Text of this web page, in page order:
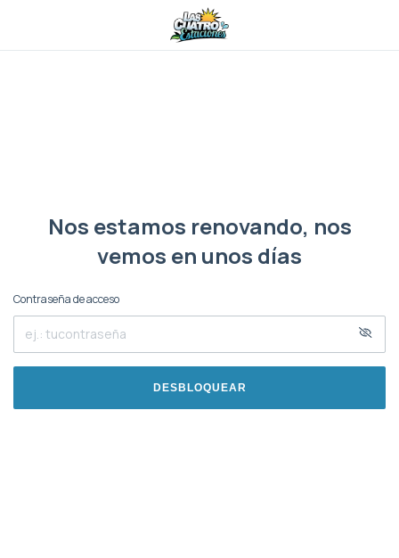
Nos estamos renovando, nos
vemos en unos días
Contraseña de acceso
DESBLOQUEAR